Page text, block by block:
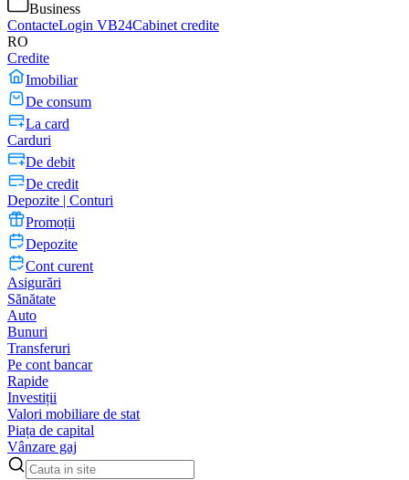
Business
ContacteLogin VB24Cabinet credite
RO
Credite
Imobiliar
De consum
La card
Carduri
De debit
De credit
Depozite | Conturi
Promoții
Depozite
Cont curent
Asigurări
Sănătate
Auto
Bunuri
Transferuri
Pe cont bancar
Rapide
Investiții
Valori mobiliare de stat
Piața de capital
Vânzare gaj